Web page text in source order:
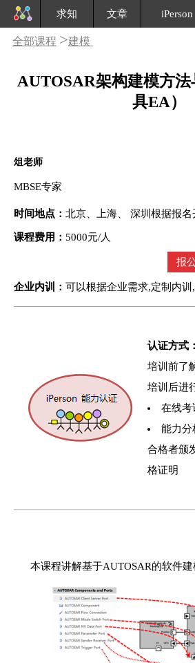
求知 文章 iPerson
全部课程 >建模
AUTOSAR架构建模方
具EA）
俎老师
MBSE专家
时间地点： 北京、上海、 深圳根据报名
课程费用： 5000元/人
报
企业内训： 可以根据企业需求,定制内训
认证方式：
培训前了
培训后进
在线考
能力分
合格者颁
格证明
本课程讲解基于AUTOSAR的软件建